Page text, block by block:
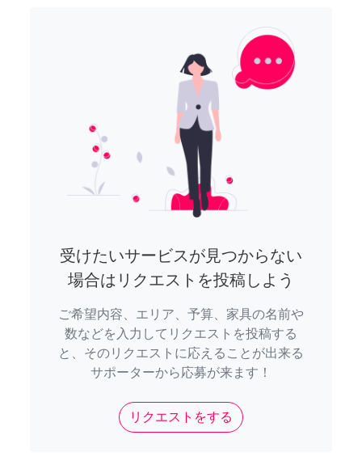
受けたいサービスが見つからない
場合はリクエストを投稿しよう
ご希望内容、エリア、予算、家具の名前や
数などを入力してリクエストを投稿する
と、そのリクエストに応えることが出来る
サポーターから応募が来ます！
リクエストをする